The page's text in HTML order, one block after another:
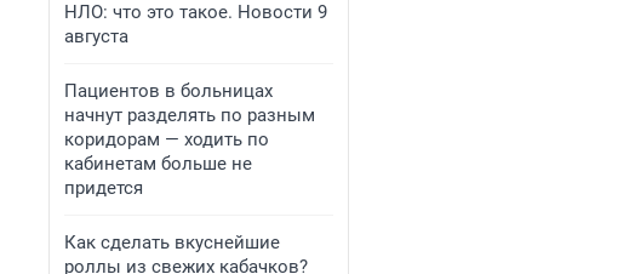
НЛО: что это такое. Новости 9
августа
Пациентов в больницах
начнут разделять по разным
коридорам — ходить по
кабинетам больше не
придется
Как сделать вкуснейшие
роллы из свежих кабачков?